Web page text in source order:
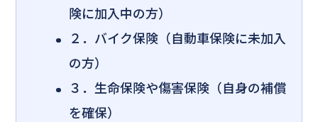
険に加入中の方）
２．バイク保険（自動車保険に未加入
の方）
３．生命保険や傷害保険（自身の補償
を確保）